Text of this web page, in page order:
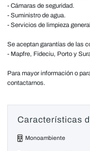
- Cámaras de seguridad.
- Suministro de agua.
- Servicios de limpieza
Se aceptan garantías de las
- Mapfre, Fideciu, Porto y
Para mayor información o
contactarnos.
Características
Monoambiente